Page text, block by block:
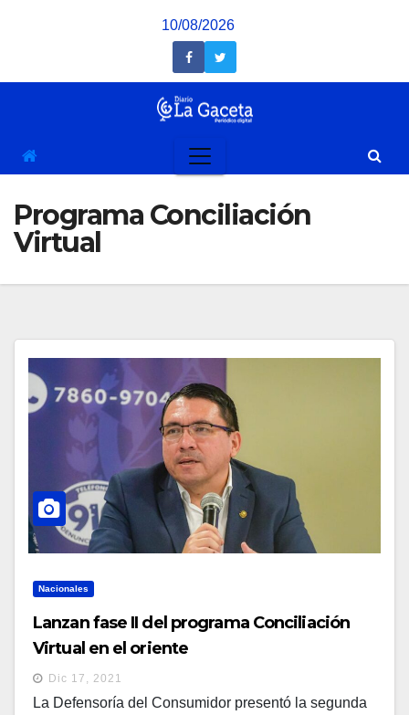
10/08/2026
Programa Conciliación
Virtual
Nacionales
Lanzan fase II del programa Conciliación
Virtual en el oriente
Dic 17, 2021
La Defensoría del Consumidor presentó la segunda